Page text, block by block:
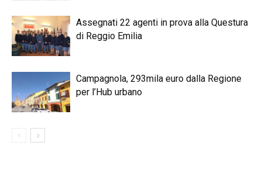
Assegnati 22 agenti in prova alla Questura
di Reggio Emilia
Campagnola, 293mila euro dalla Regione
per l’Hub urbano